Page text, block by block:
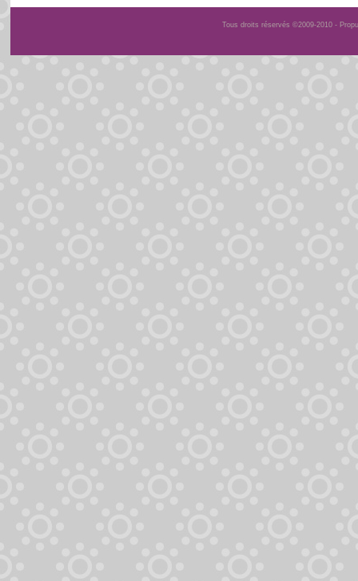
Tous droits réservés ©2009-2010 -